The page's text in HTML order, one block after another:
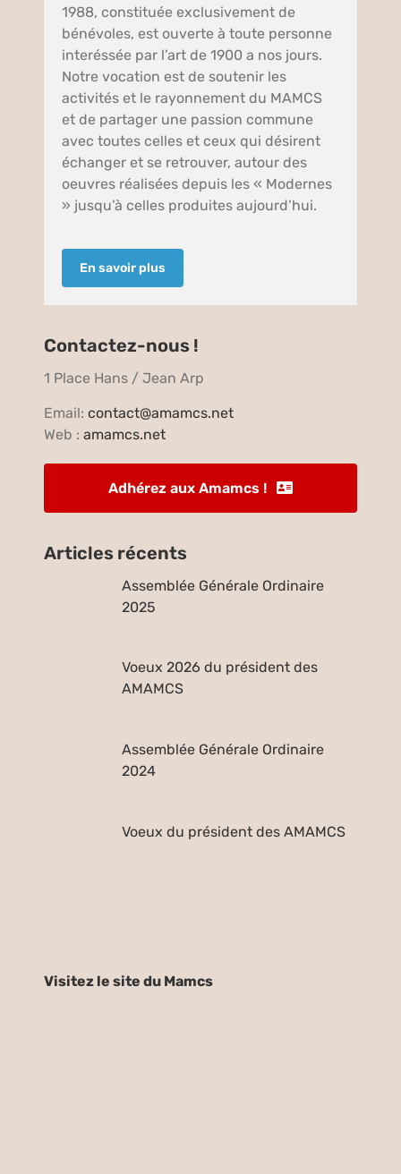
1988, constituée exclusivement de
bénévoles, est ouverte à toute personne
interéssée par l’art de 1900 a nos jours.
Notre vocation est de soutenir les
activités et le rayonnement du MAMCS
et de partager une passion commune
avec toutes celles et ceux qui désirent
échanger et se retrouver, autour des
oeuvres réalisées depuis les « Modernes
» jusqu’à celles produites aujourd’hui.
En savoir plus
Contactez-nous !
1 Place Hans / Jean Arp
Email:contact@amamcs.net
Web :amamcs.net
Adhérez aux Amamcs !
Articles récents
Assemblée Générale Ordinaire
2025
Voeux 2026 du président des
AMAMCS
Assemblée Générale Ordinaire
2024
Voeux du président des AMAMCS
Visitez le site du Mamcs